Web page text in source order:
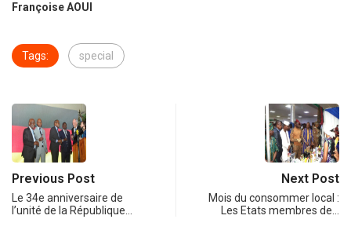
Françoise AOUI
Tags: special
Previous Post
Le 34e anniversaire de
l’unité de la République…
Next Post
Mois du consommer local :
Les Etats membres de…